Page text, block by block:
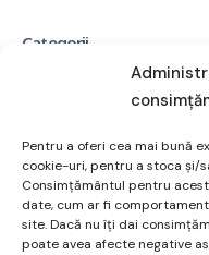
Pentru a oferi cea mai bună
cookie-uri, pentru a stoca și/
Consimțământul pentru
date, cum ar fi
site. Dacă nu îți dai
poate avea afecte negative
Categorii
CE ESTE OBEZITATEA?
CONSECINȚE ȘI
POVEȘTI REALE
RESURSE ȘI SUPORT
TRATAMENT ȘI OPȚIUNI